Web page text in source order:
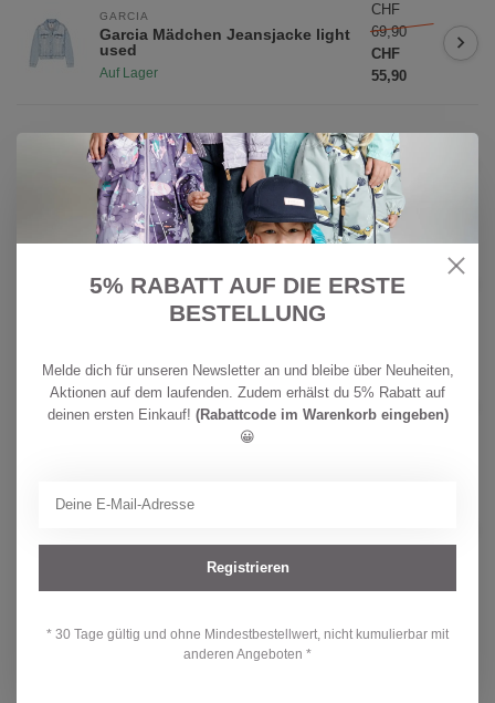
GARCIA
Garcia Mädchen Jeansjacke light
used
Auf Lager
CHF
69,90
CHF
55,90
MINYMO
Minymo Mädchen Stickjacke
Auf Lager
CHF 47,90
CHF 37,90
Hust & Claire Bambus Strickjacke
Curd
CHF
WHEAT
Wheat Mädchen Strickjacke Maia
summer sky
CHF
42,90
CHF
WHEAT
Hast du Fragen zu diesem Produkt?
5% RABATT AUF DIE ERSTE
BESTELLUNG
Melde dich für unseren Newsletter an und bleibe über Neuheiten,
Aktionen auf dem laufenden. Zudem erhälst du 5% Rabatt auf
deinen ersten Einkauf! (Rabattcode im Warenkorb eingeben)
😀
Registrieren
* 30 Tage gültig und ohne Mindestbestellwert, nicht kumulierbar mit
anderen Angeboten *